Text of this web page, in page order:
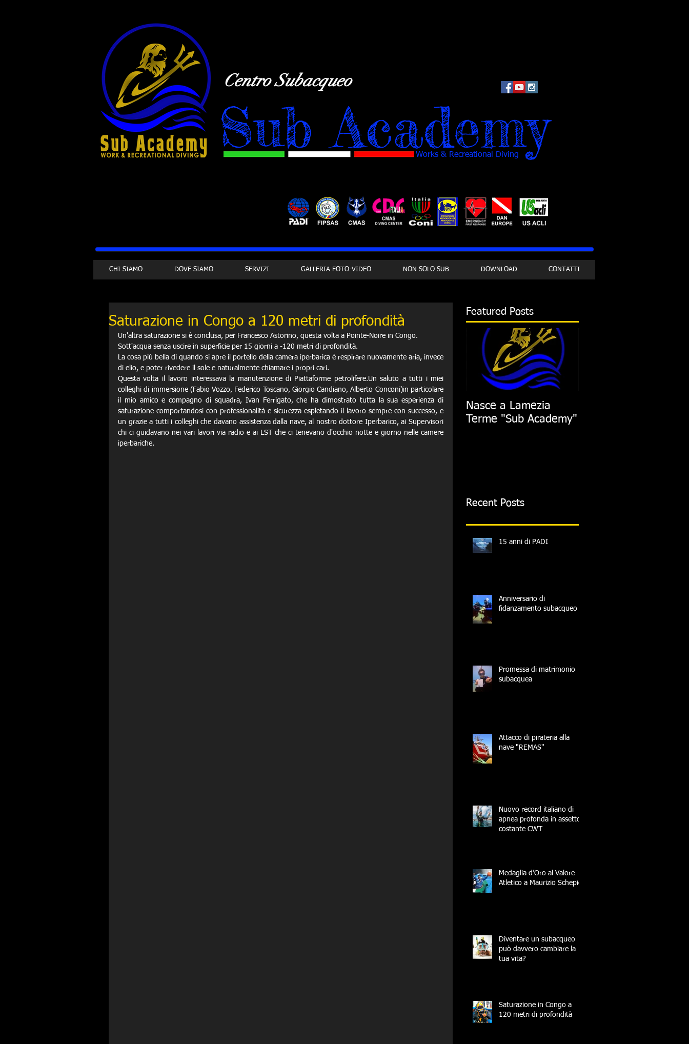
Centro Subacqueo
Sub Academy
Works & Recreational Diving
CHI SIAMO DOVE SIAMO SERVIZI GALLERIA FOTO-VIDEO NON SOLO SUB DOWNLOAD CONTATTI
Saturazione in Congo a 120 metri di profondità
Un'altra saturazione si è conclusa, per Francesco Astorino, questa volta a Pointe-Noire in Congo.
Sott'acqua senza uscire in superficie per 15 giorni a -120 metri di profondità.
La cosa più bella di quando si apre il portello della camera iperbarica è respirare nuovamente aria, invece
di elio, e poter rivedere il sole e naturalmente chiamare i propri cari.
Questa volta il lavoro interessava la manutenzione di Piattaforme petrolifere.Un saluto a tutti i miei
colleghi di immersione (Fabio Vozzo, Federico Toscano, Giorgio Candiano, Alberto Conconi)in particolare
il mio amico e compagno di squadra, Ivan Ferrigato, che ha dimostrato tutta la sua esperienza di
saturazione comportandosi con professionalità e sicurezza espletando il lavoro sempre con successo, e
un grazie a tutti i colleghi che davano assistenza dalla nave, al nostro dottore Iperbarico, ai Supervisori
chi ci guidavano nei vari lavori via radio e ai LST che ci tenevano d'occhio notte e giorno nelle camere
iperbariche.
Featured Posts
Nasce a Lamezia
Terme "Sub Academy"
Recent Posts
15 anni di PADI
Anniversario di
fidanzamento subacqueo
Promessa di matrimonio
subacquea
Attacco di pirateria alla
nave "REMAS"
Nuovo record italiano di
apnea profonda in assetto
costante CWT
Medaglia d’Oro al Valore
Atletico a Maurizio Schepici
Diventare un subacqueo
può davvero cambiare la
tua vita?
Saturazione in Congo a
120 metri di profondità